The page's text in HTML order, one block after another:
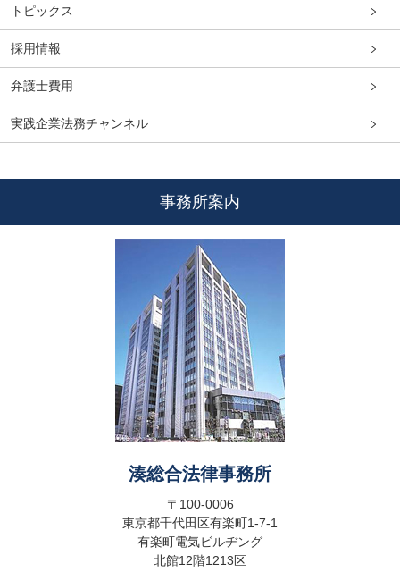
トピックス
採用情報
弁護士費用
実践企業法務チャンネル
事務所案内
湊総合法律事務所
〒100-0006
東京都千代田区有楽町1-7-1
有楽町電気ビルヂング
北館12階1213区